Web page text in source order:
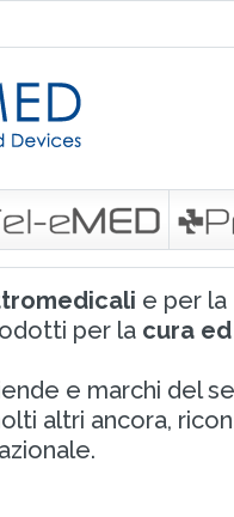
e per la
per lacura ed
e marchi del
altri ancora,